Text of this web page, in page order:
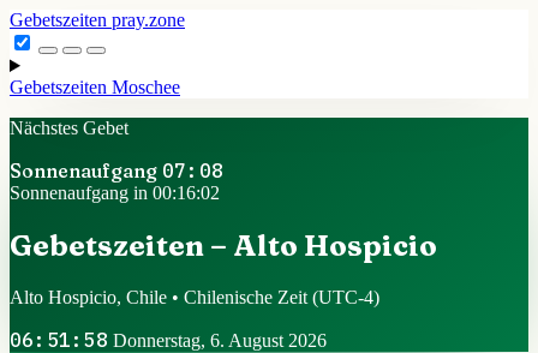
Gebetszeiten pray.zone
Gebetszeiten Moschee
Nächstes Gebet
Sonnenaufgang 07:08
Sonnenaufgang in 00:16:02
Gebetszeiten – Alto Hospicio
Alto Hospicio, Chile • Chilenische Zeit (UTC-4)
06:51:58 Donnerstag, 6. August 2026